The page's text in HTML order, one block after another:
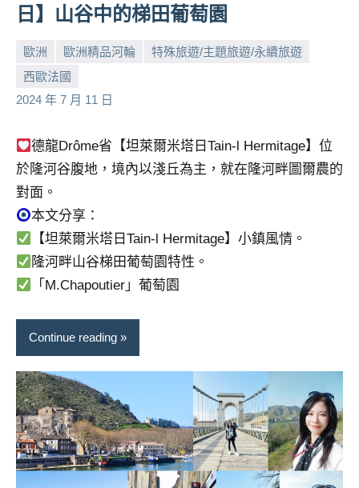
日】山谷中的梯田葡萄園
歐洲 歐洲精品河輪
特殊旅遊/主題旅遊/永續旅遊
西歐法國
2024 年 7 月 11 日
小
芳
No
comments
德龍Drôme省【坦萊爾米塔日Tain-l Hermitage】位
於隆河谷腹地，境內以淺丘為主，就在隆河畔圖爾農的
對面。
本文分享：
【坦萊爾米塔日Tain-l Hermitage】小鎮風情。
隆河畔山谷梯田葡萄園特性。
「M.Chapoutier」葡萄園
Continue reading